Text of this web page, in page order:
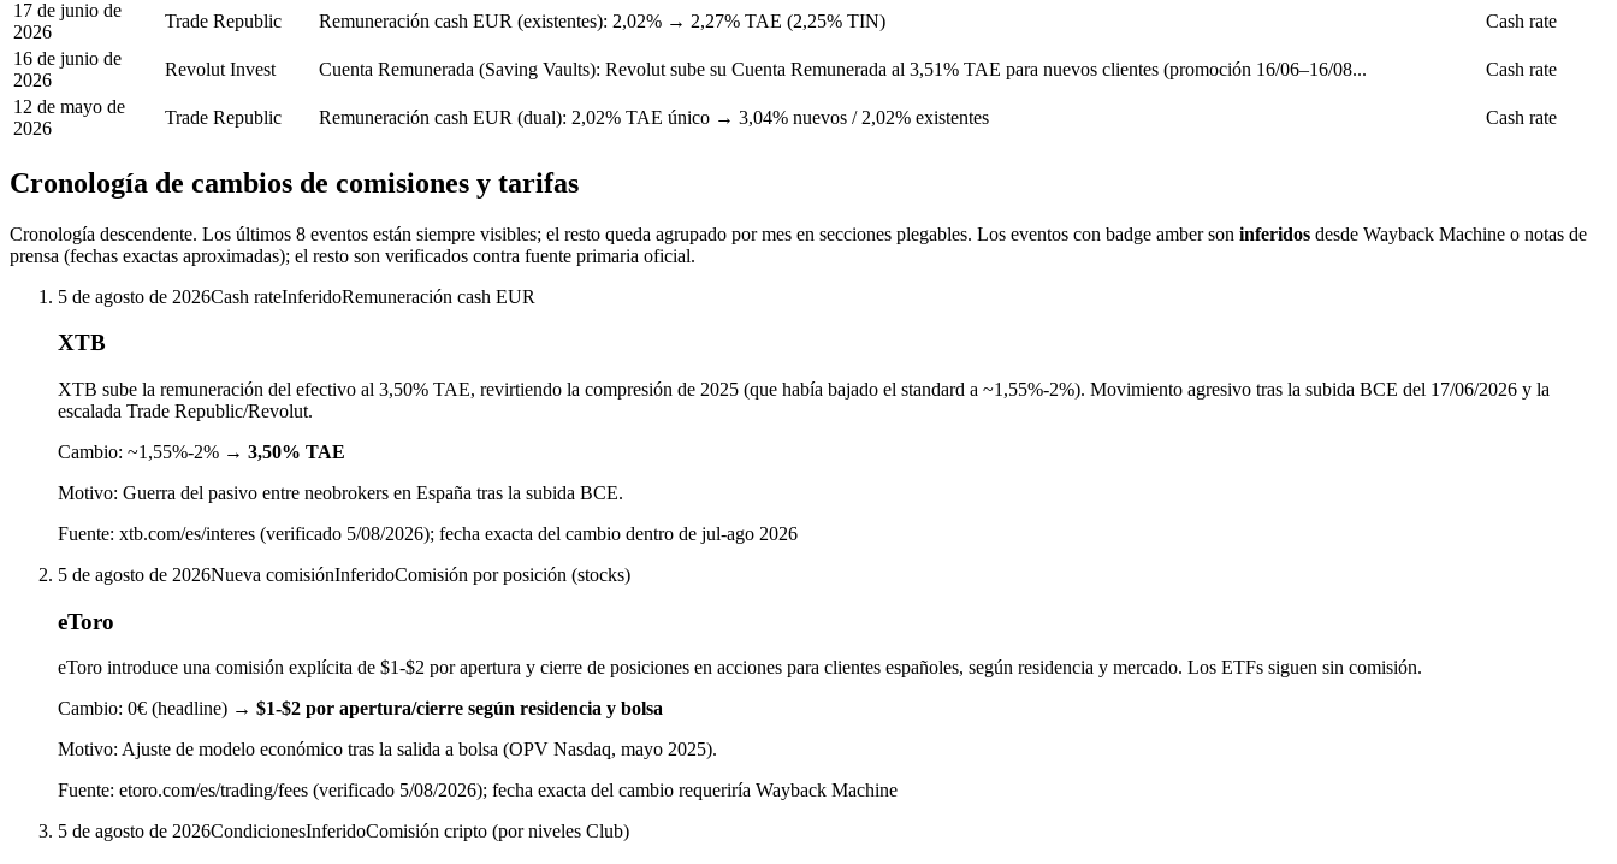
17 de junio de
2026
Trade Republic Remuneración cash EUR (existentes): 2,02% → 2,27% TAE (2,25% TIN)
Cash rate
16 de junio de
2026
Revolut Invest Cuenta Remunerada (Saving Vaults): Revolut sube su Cuenta Remunerada al 3,51% TAE para nuevos clientes (promoción 16/06–16/08...
Cash rate
12 de mayo de
2026
Trade Republic Remuneración cash EUR (dual): 2,02% TAE único → 3,04% nuevos / 2,02% existentes Cash rate
Cronología de cambios de comisiones y tarifas
Cronología descendente. Los últimos 8 eventos están siempre visibles; el resto queda agrupado por mes en secciones plegables. Los eventos con badge amber son inferidos desde Wayback Machine o notas de
prensa (fechas exactas aproximadas); el resto son verificados contra fuente primaria oficial.
5 de agosto de 2026Cash rateInferidoRemuneración cash EUR
XTB
XTB sube la remuneración del efectivo al 3,50% TAE, revirtiendo la compresión de 2025 (que había bajado el standard a ~1,55%-2%). Movimiento agresivo tras la subida BCE del 17/06/2026 y la
escalada Trade Republic/Revolut.
Cambio: ~1,55%-2% → 3,50% TAE
Motivo: Guerra del pasivo entre neobrokers en España tras la subida BCE.
Fuente: xtb.com/es/interes (verificado 5/08/2026); fecha exacta del cambio dentro de jul-ago 2026
5 de agosto de 2026Nueva comisiónInferidoComisión por posición (stocks)
eToro
eToro introduce una comisión explícita de $1-$2 por apertura y cierre de posiciones en acciones para clientes españoles, según residencia y mercado. Los ETFs siguen sin comisión.
Cambio: 0€ (headline) → $1-$2 por apertura/cierre según residencia y bolsa
Motivo: Ajuste de modelo económico tras la salida a bolsa (OPV Nasdaq, mayo 2025).
Fuente: etoro.com/es/trading/fees (verificado 5/08/2026); fecha exacta del cambio requeriría Wayback Machine
5 de agosto de 2026CondicionesInferidoComisión cripto (por niveles Club)